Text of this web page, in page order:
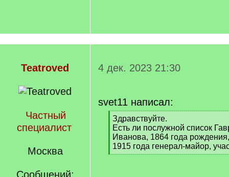
Teatroved
Частный
специалист
Москва
Сообщений:
4 дек. 2023 21:30
svet11 написал:
[
q
]
Здравствуйте.
Есть ли послужной список
Иванова, 1864 года
1915 года генерал-майор,
[